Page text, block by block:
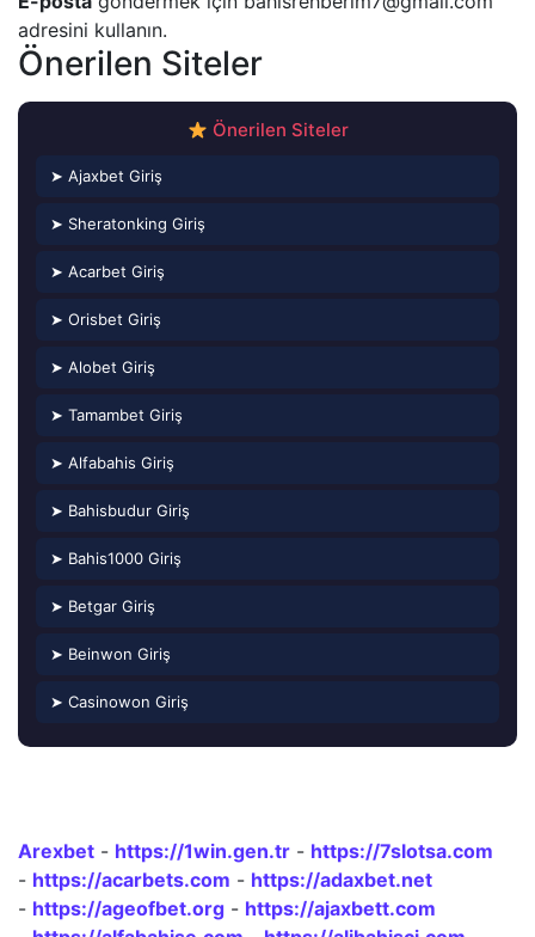
adresini kullanın.
Önerilen Siteler
Önerilen Siteler
➤ Ajaxbet Giriş
➤ Sheratonking Giriş
➤ Acarbet Giriş
➤ Orisbet Giriş
➤ Alobet Giriş
➤ Tamambet Giriş
➤ Alfabahis Giriş
➤ Bahisbudur Giriş
➤ Bahis1000 Giriş
➤ Betgar Giriş
➤ Beinwon Giriş
➤ Casinowon Giriş
Arexbet - https://1win.gen.tr - https://7slotsa.com
- https://acarbets.com - https://adaxbet.net
- https://ageofbet.org - https://ajaxbett.com